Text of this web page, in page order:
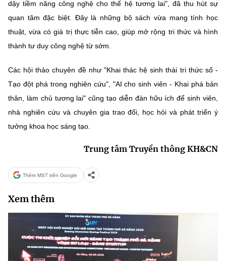
dậy tiềm năng công nghệ cho thế hệ tương lai", đã thu hút sự
quan tâm đặc biệt. Đây là những bộ sách vừa mang tính học
thuật, vừa có giá trị thực tiễn cao, giúp mở rộng tri thức và hình
thành tư duy công nghệ từ sớm.
Các hội thảo chuyên đề như "Khai thác hệ sinh thái tri thức số -
Tạo đột phá trong nghiên cứu", "AI cho sinh viên - Khai phá bản
thân, làm chủ tương lai" cũng tạo diễn đàn hữu ích để sinh viên,
nhà nghiên cứu và chuyên gia trao đổi, học hỏi và phát triển ý
tưởng khoa học sáng tạo.
Trung tâm Truyền thông KH&CN
Thêm MST trên Google
Xem thêm